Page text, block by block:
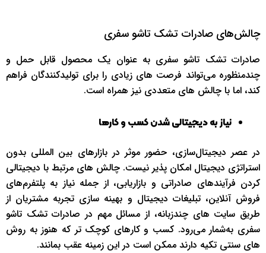
چالش‌های صادرات تشک تاشو سفری
صادرات تشک تاشو سفری به عنوان یک محصول قابل‌ حمل و
چندمنظوره می‌تواند فرصت‌ های زیادی را برای تولیدکنندگان فراهم
کند، اما با چالش‌ های متعددی نیز همراه است.
نیاز به دیجیتالی شدن کسب و کارها
در عصر دیجیتال‌سازی، حضور موثر در بازارهای بین‌ المللی بدون
استراتژی دیجیتال امکان‌ پذیر نیست. چالش‌ های مرتبط با دیجیتالی
کردن فرآیندهای صادراتی و بازاریابی، از جمله نیاز به پلتفرم‌های
فروش آنلاین، تبلیغات دیجیتال و بهینه‌ سازی تجربه مشتریان از
طریق سایت‌ های چندزبانه، از مسائل مهم در صادرات تشک تاشو
سفری به‌شمار می‌رود. کسب‌ و کارهای کوچک‌ تر که هنوز به روش‌
های سنتی تکیه دارند ممکن است در این زمینه عقب بمانند.